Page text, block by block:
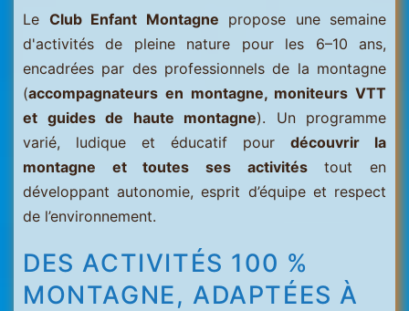
Le Club Enfant Montagne propose une semaine
d'activités de pleine nature pour les 6–10 ans,
encadrées par des professionnels de la montagne
(accompagnateurs en montagne, moniteurs VTT
et guides de haute montagne). Un programme
varié, ludique et éducatif pour découvrir la
montagne et toutes ses activitéstout en
développant autonomie, esprit d’équipe et respect
de l’environnement.
DES ACTIVITÉS 100 %
MONTAGNE, ADAPTÉES À